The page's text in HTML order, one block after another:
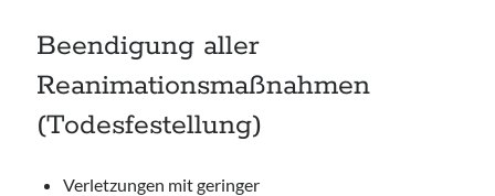
Beendigung aller
Reanimationsmaßnahmen
(Todesfestellung)
Verletzungen mit geringer